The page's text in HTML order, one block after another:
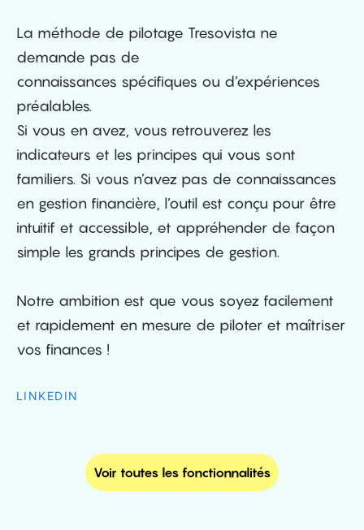
La méthode de pilotage Tresovista ne
demande pas de
connaissances spécifiques ou d’expériences
préalables.
Si vous en avez, vous retrouverez les
indicateurs et les principes qui vous sont
familiers. Si vous n’avez pas de connaissances
en gestion financière, l’outil est conçu pour être
intuitif et accessible, et appréhender de façon
simple les grands principes de gestion.
Notre ambition est que vous soyez facilement
et rapidement en mesure de piloter et maîtriser
vos finances !
LINKEDIN
Voir toutes les fonctionnalités